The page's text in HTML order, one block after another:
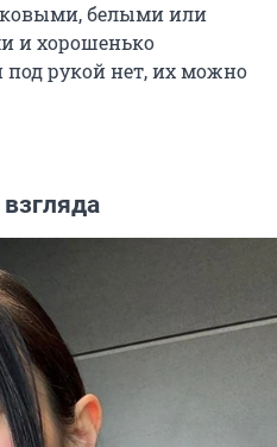
белыми или
и хорошенько
под рукой нет, их можно